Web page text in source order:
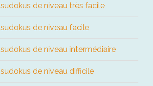
de niveau très facile
de niveau facile
de niveau intermédiaire
de niveau difficile